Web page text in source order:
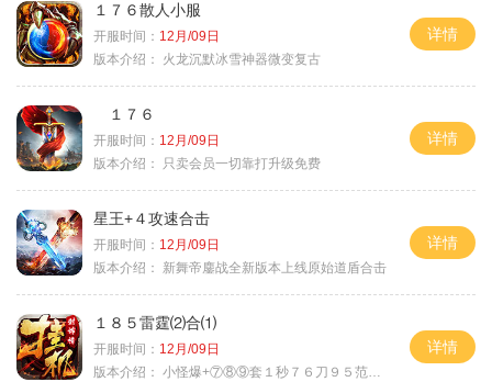
１７６散人小服
开服时间： 12月/09日
版本介绍：
火龙沉默冰雪神器微变复古
详情
１７６
开服时间： 12月/09日
版本介绍：
只卖会员一切靠打升级免费
详情
星王+４攻速合击
开服时间： 12月/09日
版本介绍：
新舞帝鏖战全新版本上线原始道盾合击
详情
１８５雷霆⑵合⑴
开服时间： 12月/09日
版本介绍： 小怪爆+⑦⑧⑨套１秒７６刀９５范围捡
详情